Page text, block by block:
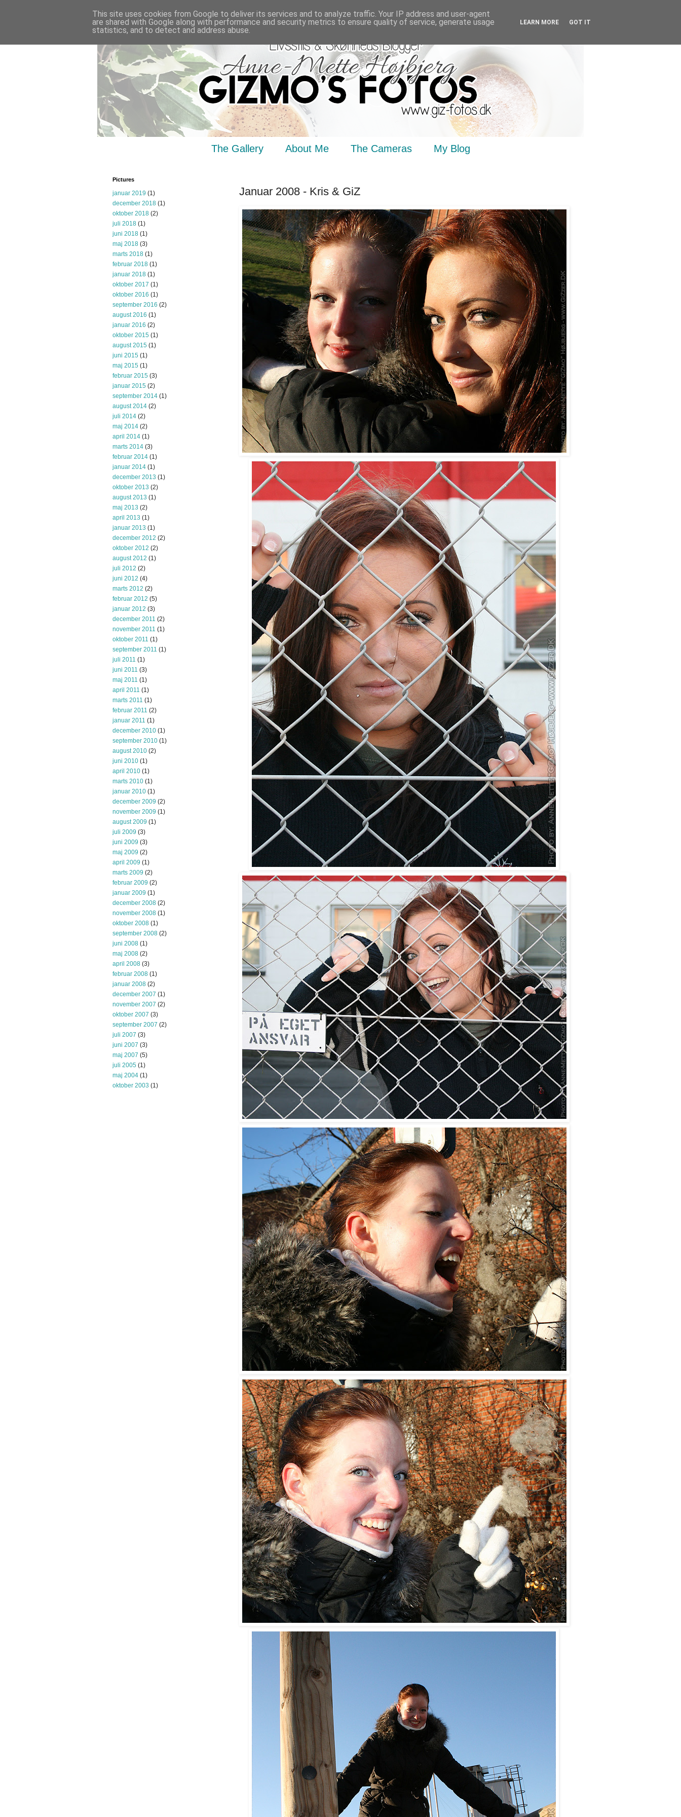
The Gallery About Me The Cameras My Blog
Januar 2008 - Kris & GiZ
Pictures
januar 2019 (1)
december 2018 (1)
oktober 2018 (2)
juli 2018 (1)
juni 2018 (1)
maj 2018 (3)
marts 2018 (1)
februar 2018 (1)
januar 2018 (1)
oktober 2017 (1)
oktober 2016 (1)
september 2016 (2)
august 2016 (1)
januar 2016 (2)
oktober 2015 (1)
august 2015 (1)
juni 2015 (1)
maj 2015 (1)
februar 2015 (3)
januar 2015 (2)
september 2014 (1)
august 2014 (2)
juli 2014 (2)
maj 2014 (2)
april 2014 (1)
marts 2014 (3)
februar 2014 (1)
januar 2014 (1)
december 2013 (1)
oktober 2013 (2)
august 2013 (1)
maj 2013 (2)
april 2013 (1)
januar 2013 (1)
december 2012 (2)
oktober 2012 (2)
august 2012 (1)
juli 2012 (2)
juni 2012 (4)
marts 2012 (2)
februar 2012 (5)
januar 2012 (3)
december 2011 (2)
november 2011 (1)
oktober 2011 (1)
september 2011 (1)
juli 2011 (1)
juni 2011 (3)
maj 2011 (1)
april 2011 (1)
marts 2011 (1)
februar 2011 (2)
januar 2011 (1)
december 2010 (1)
september 2010 (1)
august 2010 (2)
juni 2010 (1)
april 2010 (1)
marts 2010 (1)
januar 2010 (1)
december 2009 (2)
november 2009 (1)
august 2009 (1)
juli 2009 (3)
juni 2009 (3)
maj 2009 (2)
april 2009 (1)
marts 2009 (2)
februar 2009 (2)
januar 2009 (1)
december 2008 (2)
november 2008 (1)
oktober 2008 (1)
september 2008 (2)
juni 2008 (1)
maj 2008 (2)
april 2008 (3)
februar 2008 (1)
januar 2008 (2)
december 2007 (1)
november 2007 (2)
oktober 2007 (3)
september 2007 (2)
juli 2007 (3)
juni 2007 (3)
maj 2007 (5)
juli 2005 (1)
maj 2004 (1)
oktober 2003 (1)
This site uses cookies from Google to deliver its services and to analyze traffic. Your IP address and user-agent
are shared with Google along with performance and security metrics to ensure quality of service, generate usage
statistics, and to detect and address abuse.
LEARN MORE GOT IT